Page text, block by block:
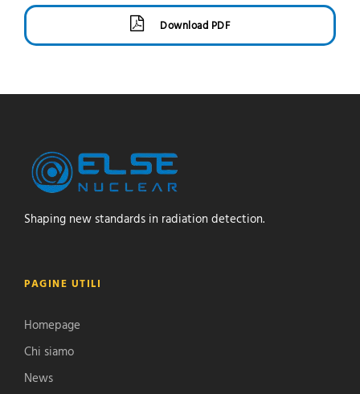
Download PDF
Shaping new standards in radiation detection.
PAGINE UTILI
Homepage
Chi siamo
News